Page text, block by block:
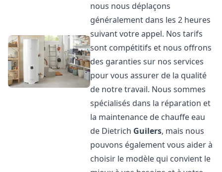
nous nous déplaçons
généralement dans les 2 heures
suivant votre appel. Nos tarifs
sont compétitifs et nous offrons
des garanties sur nos services
pour vous assurer de la qualité
de notre travail. Nous sommes
spécialisés dans la réparation et
la maintenance de chauffe eau
de Dietrich Guilers, mais nous
pouvons également vous aider à
choisir le modèle qui convient le